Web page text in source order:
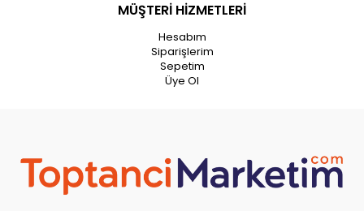
MÜŞTERİ HİZMETLERİ
Hesabım
Siparişlerim
Sepetim
Üye Ol